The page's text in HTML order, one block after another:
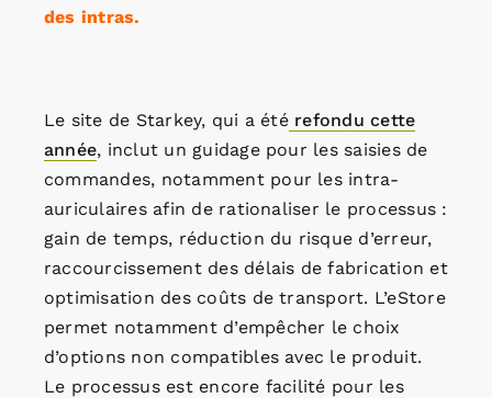
des intras.
Le site de Starkey, qui a étérefondu cette
année, inclut un guidage pour les saisies de
commandes, notamment pour les intra-
auriculaires afin de rationaliser le processus :
gain de temps, réduction du risque d’erreur,
raccourcissement des délais de fabrication et
optimisation des coûts de transport. L’eStore
permet notamment d’empêcher le choix
d’options non compatibles avec le produit.
Le processus est encore facilité pour les